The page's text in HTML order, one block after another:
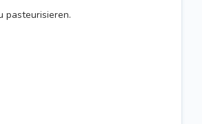
pasteurisieren.